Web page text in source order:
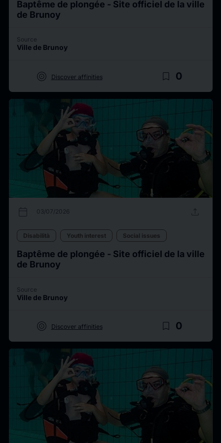
Baptême de plongée - Site officiel de la ville
de Brunoy
Source
Ville de Brunoy
target Discover affinities bookmark_border 0
calendar_today 03/07/2026 upload
Disabilità Youth interest Social issues
Baptême de plongée - Site officiel de la ville
de Brunoy
Source
Ville de Brunoy
target Discover affinities bookmark_border 0